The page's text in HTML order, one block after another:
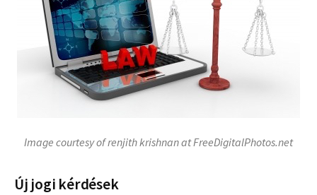
Image courtesy of renjith krishnan at FreeDigitalPhotos.net
Új jogi kérdések